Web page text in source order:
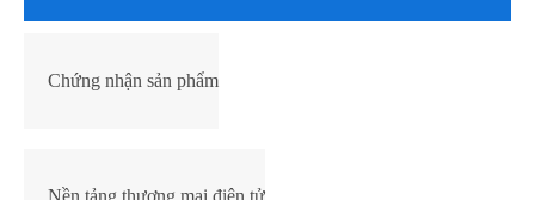
Chứng nhận sản phẩm
Nền tảng thương mại điện tử